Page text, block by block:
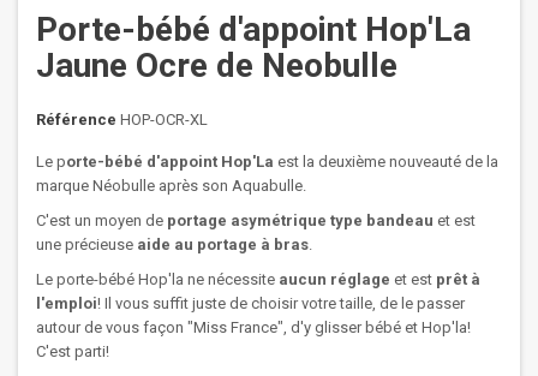
Porte-bébé d'appoint Hop'La
Jaune Ocre de Neobulle
Référence HOP-OCR-XL
Le porte-bébé d'appoint Hop'La est la deuxième nouveauté de la
marque Néobulle après son Aquabulle.
C'est un moyen de portage asymétrique type bandeau et est
une précieuse aide au portage à bras.
Le porte-bébé Hop'la ne nécessite aucun réglage et est prêt à
l'emploi! Il vous suffit juste de choisir votre taille, de le passer
autour de vous façon "Miss France", d'y glisser bébé et Hop'la!
C'est parti!